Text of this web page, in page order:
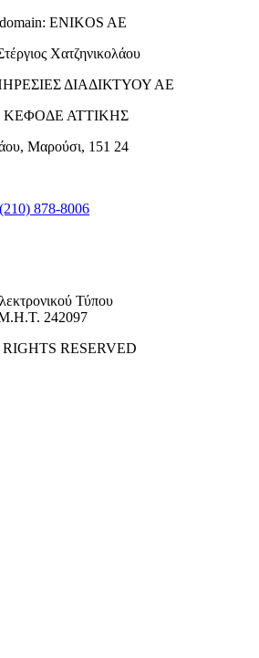
ENIKOS AE
Χατζηνικολάου
ΔΙΑΔΙΚΤΥΟΥ ΑΕ
ΚΕΦΟΔΕ ΑΤΤΙΚΗΣ
Μαρούσι, 151 24
878-8006
Τύπου
Μ.Η.Τ. 242097
RESERVED